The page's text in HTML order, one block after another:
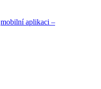
mobilní aplikaci –